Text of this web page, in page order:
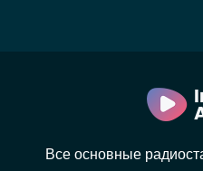
Все основные